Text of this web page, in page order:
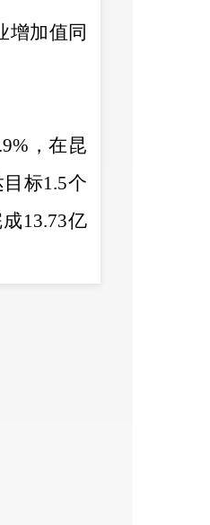
增加值同
，在昆
标1.5个
13.73亿